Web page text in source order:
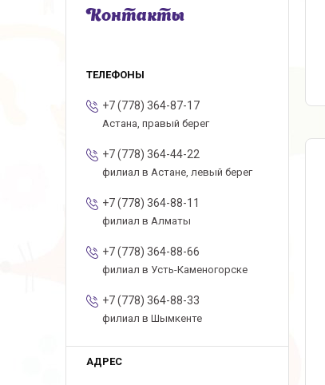
Контакты
+7 (778) 364-87-17
Астана, правый берег
+7 (778) 364-44-22
филиал в Астане, левый берег
+7 (778) 364-88-11
филиал в Алматы
+7 (778) 364-88-66
филиал в Усть-Каменогорске
+7 (778) 364-88-33
филиал в Шымкенте